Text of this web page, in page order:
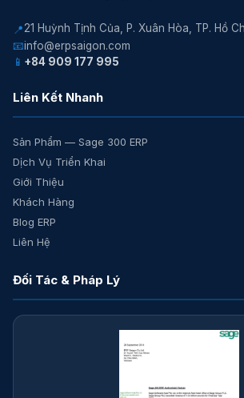
📍21 Huỳnh Tịnh Của, P. Xuân Hòa, TP. Hồ
📧info@erpsaigon.com
📱 +84 909 177 995
Liên Kết Nhanh
Sản Phẩm — Sage 300 ERP
Dịch Vụ Triển Khai
Giới Thiệu
Khách Hàng
Blog ERP
Liên Hệ
Đối Tác & Pháp Lý